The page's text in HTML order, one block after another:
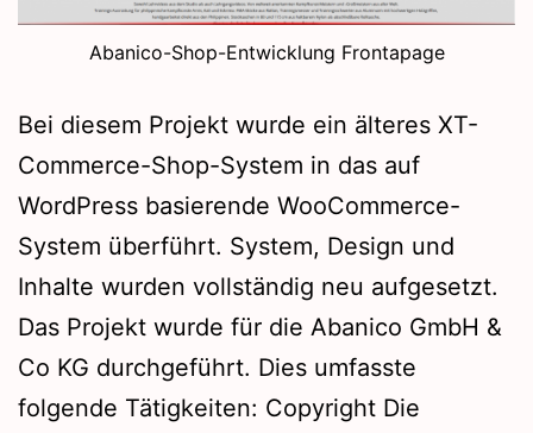
Abanico-Shop-Entwicklung Frontapage
Bei diesem Projekt wurde ein älteres XT-
Commerce-Shop-System in das auf
WordPress basierende WooCommerce-
System überführt. System, Design und
Inhalte wurden vollständig neu aufgesetzt.
Das Projekt wurde für die Abanico GmbH &
Co KG durchgeführt. Dies umfasste
folgende Tätigkeiten: Copyright Die